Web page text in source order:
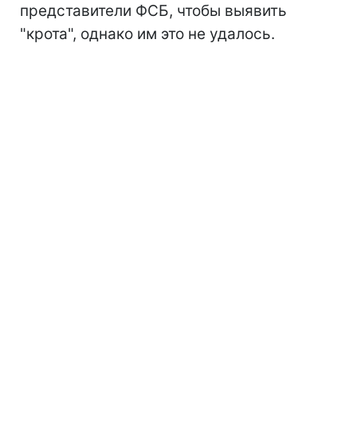
представители ФСБ, чтобы выявить
"крота", однако им это не удалось.